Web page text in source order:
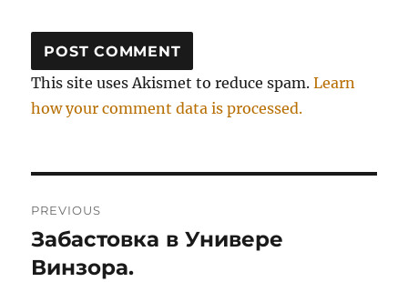
This site uses Akismet to reduce spam.Learn
how your comment data is processed.
navigation
PREVIOUS
Previous
post:
Забастовка в Универе
Винзора.